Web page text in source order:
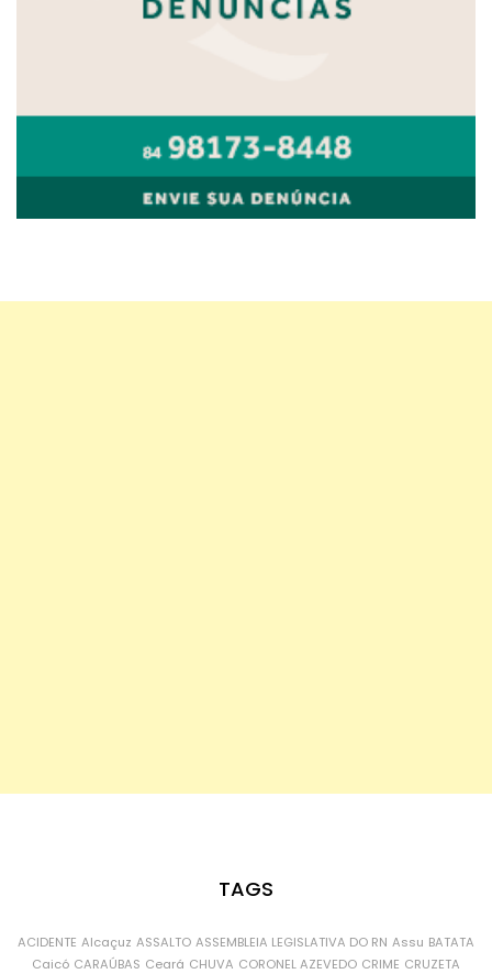
TAGS
ACIDENTE Alcaçuz ASSALTO ASSEMBLEIA LEGISLATIVA DO RN Assu BATATA
Caicó CARAÚBAS Ceará CHUVA CORONEL AZEVEDO CRIME CRUZETA